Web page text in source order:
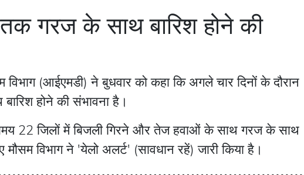
गरज के साथ बारिश होने की
विभाग (आईएमडी) ने बुधवार को कहा कि अगले चार दिनों के दौरान
होने की संभावना है।
22 जिलों में बिजली गिरने और तेज हवाओं के साथ गरज के साथ
विभाग ने 'येलो अलर्ट' (सावधान रहें) जारी किया है।